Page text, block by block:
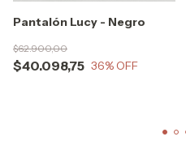
Pantalón Lucy - Negro
$40.098,75
$62.900,00
36% OFF